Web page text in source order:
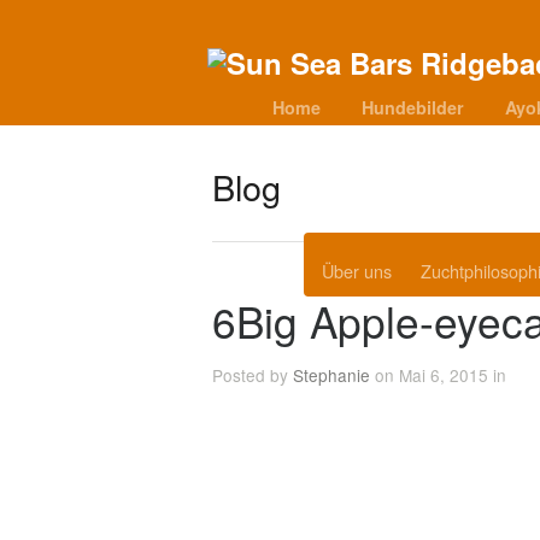
Home Hundebilder
Über uns
Blog
6Big Apple-
Posted by Stephanie on Mai 6, 2015 in